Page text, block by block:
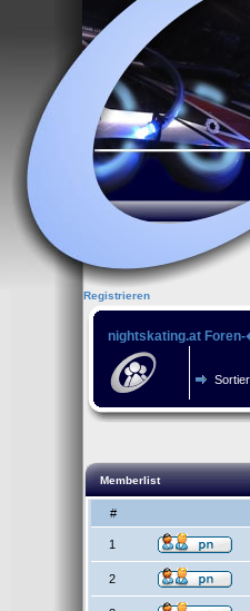
Registrieren
nightskating.at
Memberlist
#
1
2